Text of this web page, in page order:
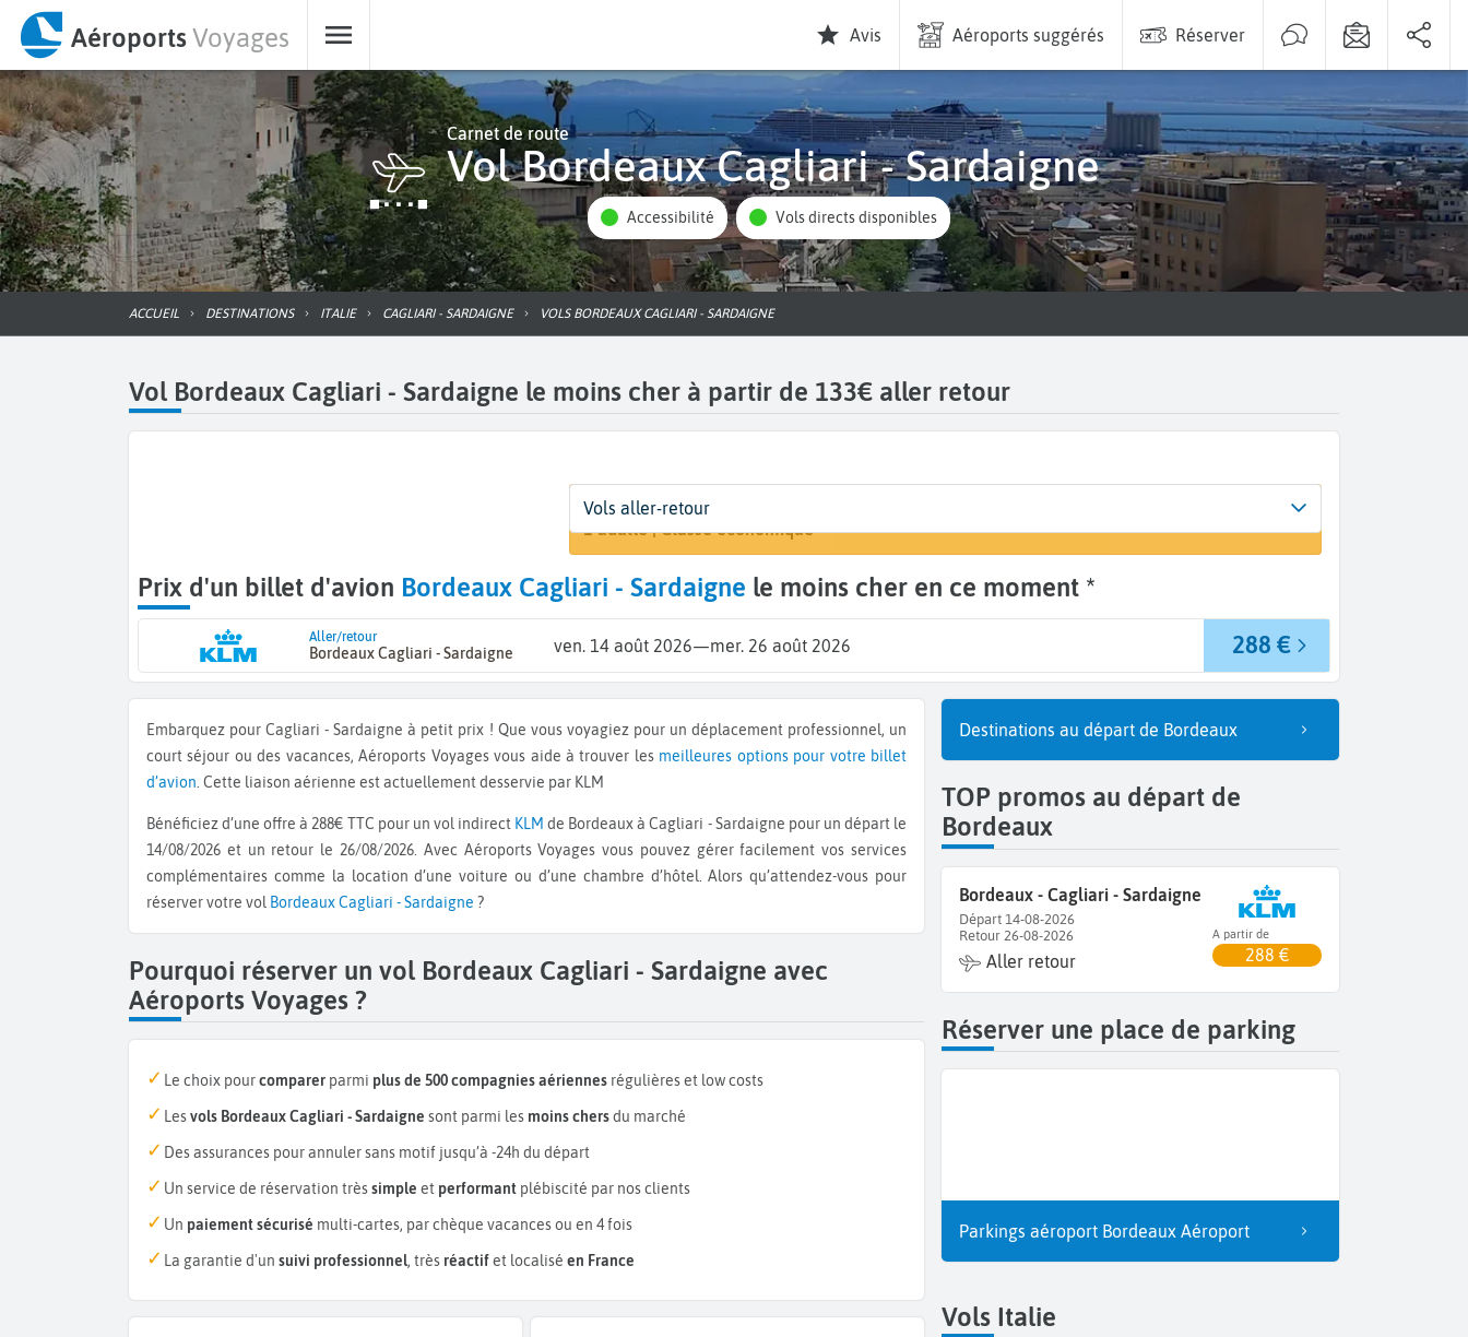
AéroportsVoyages Avis Aéroports suggérés Réserver
Carnet de route
Vol Bordeaux Cagliari - Sardaigne
Accessibilité Vols directs disponibles
ACCUEIL DESTINATIONS ITALIE CAGLIARI - SARDAIGNE VOLS BORDEAUX CAGLIARI - SARDAIGNE
Vol Bordeaux Cagliari - Sardaigne le moins cher à partir de 133€ aller retour
Départ
Bordeaux (BOD) Cagliari (CAG)
Dates
14 août - 26 août
Voyageurs | Classe
1 adulte | Classe économique
Vols aller-retour
Prix d'un billet d'avion Bordeaux Cagliari - Sardaigne le moins cher en ce moment *
Aller/retour
Bordeaux Cagliari - Sardaigne ven. 14 août 2026—mer. 26 août 2026 288 €
Embarquez pour Cagliari - Sardaigne à petit prix ! Que vous voyagiez pour un déplacement professionnel, un
court séjour ou des vacances, Aéroports Voyages vous aide à trouver les meilleures options pour votre billet
d’avion . Cette liaison aérienne est actuellement desservie par KLM
Bénéficiez d’une offre à 288€ TTC pour un vol indirect KLM de Bordeaux à Cagliari - Sardaigne pour un départ le
14/08/2026 et un retour le 26/08/2026. Avec Aéroports Voyages vous pouvez gérer facilement vos services
complémentaires comme la location d’une voiture ou d’une chambre d’hôtel. Alors qu’attendez-vous pour
réserver votre vol BordeauxCagliari - Sardaigne ?
Pourquoi réserver un vol Bordeaux Cagliari - Sardaigne avec
Aéroports Voyages ?
Le choix pourcomparer parmi plus de 500 compagnies aériennes régulières et low costs
Lesvols Bordeaux Cagliari - Sardaigne sont parmi les moins chersdu marché
Des assurances pour annuler sans motif jusqu’à -24h du départ
Un service de réservation trèssimple et performant plébiscité par nos clients
Un paiement sécurisé multi-cartes, par chèque vacances ou en 4 fois
La garantie d'un suivi professionnel, très réactifet localisé en France
Destinations au départ de Bordeaux
TOP promos au départ de
Bordeaux
Bordeaux - Cagliari - Sardaigne
Départ 14-08-2026
Retour 26-08-2026
Aller retour
A partir de
288 €
Réserver une place de parking
Parkings aéroport Bordeaux Aéroport
Vols Italie